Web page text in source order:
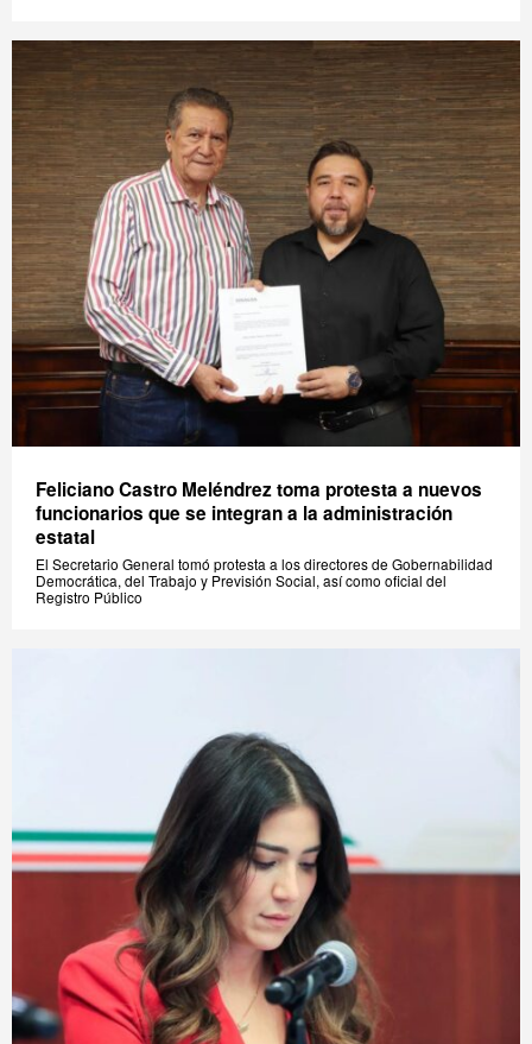
Feliciano Castro Meléndrez toma protesta a nuevos
funcionarios que se integran a la administración
estatal
El Secretario General tomó protesta a los directores de Gobernabilidad
Democrática, del Trabajo y Previsión Social, así como oficial del
Registro Público